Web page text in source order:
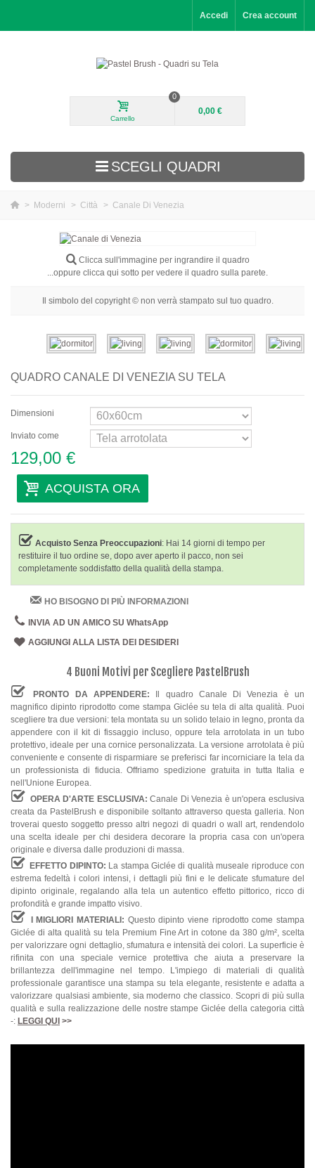
Accedi Crea account
Carrello
0
0,00 €
SCEGLI QUADRI
Per Stanza
Ingresso
Ufficio
Salone di Bellezza
Bar e Caffetterie
> Moderni > Città > Canale Di Venezia
Clicca sull'immagine per ingrandire il quadro
...oppure clicca qui sotto per vedere il quadro sulla parete.
Il simbolo del copyright © non verrà stampato sul tuo quadro.
QUADRO CANALE DI VENEZIA SU TELA
Dimensioni
Inviato come
129,00 €
ACQUISTA ORA
Acquisto Senza Preoccupazioni: Hai 14 giorni di tempo per
restituire il tuo ordine se, dopo aver aperto il pacco, non sei
completamente soddisfatto della qualità della stampa.
HO BISOGNO DI PIÙ INFORMAZIONI
INVIA AD UN AMICO SU WhatsApp
AGGIUNGI ALLA LISTA DEI DESIDERI
4 Buoni Motivi per Scegliere PastelBrush
PRONTO DA APPENDERE:
Il quadro Canale Di Venezia è un
magnifico dipinto riprodotto come stampa Giclée su tela di alta qualità. Puoi
scegliere tra due versioni: tela montata su un solido telaio in legno, pronta da
appendere con il kit di fissaggio incluso, oppure tela arrotolata in un tubo
protettivo, ideale per una cornice personalizzata. La versione arrotolata è più
conveniente e consente di risparmiare se preferisci far incorniciare la tela da
un professionista di fiducia. Offriamo spedizione gratuita in tutta Italia e
nell'Unione Europea.
OPERA D'ARTE ESCLUSIVA:Canale Di Venezia è un'opera esclusiva
creata da PastelBrush e disponibile soltanto attraverso questa galleria. Non
troverai questo soggetto presso altri negozi di quadri o wall art, rendendolo
una scelta ideale per chi desidera decorare la propria casa con un'opera
originale e diversa dalle produzioni di massa.
EFFETTO DIPINTO: La stampa Giclée di qualità museale riproduce con
estrema fedeltà i colori intensi, i dettagli più fini e le delicate sfumature del
dipinto originale, regalando alla tela un autentico effetto pittorico, ricco di
profondità e grande impatto visivo.
I MIGLIORI MATERIALI: Questo dipinto viene riprodotto come stampa
Giclée di alta qualità su tela Premium Fine Art in cotone da 380 g/m², scelta
per valorizzare ogni dettaglio, sfumatura e intensità dei colori. La superficie è
rifinita con una speciale vernice protettiva che aiuta a preservare la
brillantezza dell'immagine nel tempo. L'impiego di materiali di qualità
professionale garantisce una stampa su tela elegante, resistente e adatta a
valorizzare qualsiasi ambiente, sia moderno che classico. Scopri di più sulla
qualità e sulla realizzazione delle nostre stampe Giclée della categoria città
-: LEGGI QUI >>